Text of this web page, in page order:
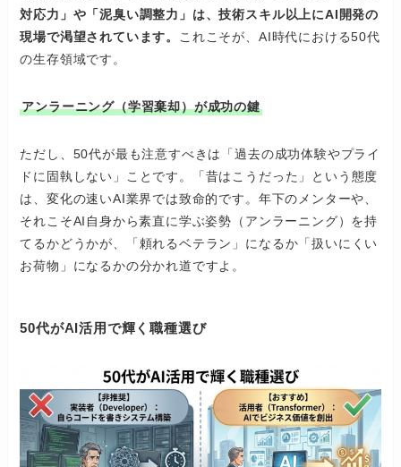
対応力」や「泥臭い調整力」は、技術スキル以上にAI開発の
現場で渇望されています。
これこそが、AI時代における50代
の生存領域です。
アンラーニング（学習棄却）が成功の鍵
ただし、50代が最も注意すべきは「過去の成功体験やプライ
ドに固執しない」ことです。「昔はこうだった」という態度
は、変化の速いAI業界では致命的です。年下のメンターや、
それこそAI自身から素直に学ぶ姿勢（アンラーニング）を持
てるかどうかが、「頼れるベテラン」になるか「扱いにくい
お荷物」になるかの分かれ道ですよ。
50代がAI活用で輝く職種選び